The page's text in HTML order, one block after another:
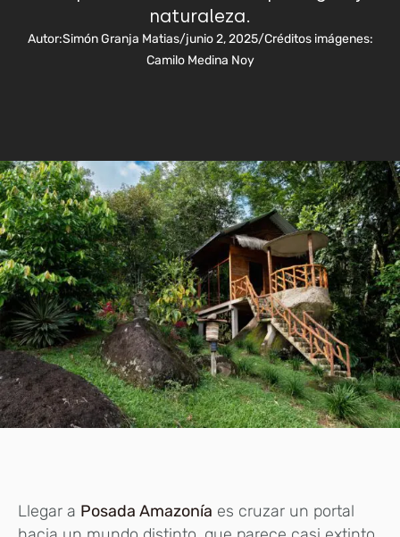
naturaleza.
Autor:Simón Granja Matias/junio 2, 2025/Créditos imágenes:
Camilo Medina Noy
Llegar a Posada Amazonía es cruzar un portal